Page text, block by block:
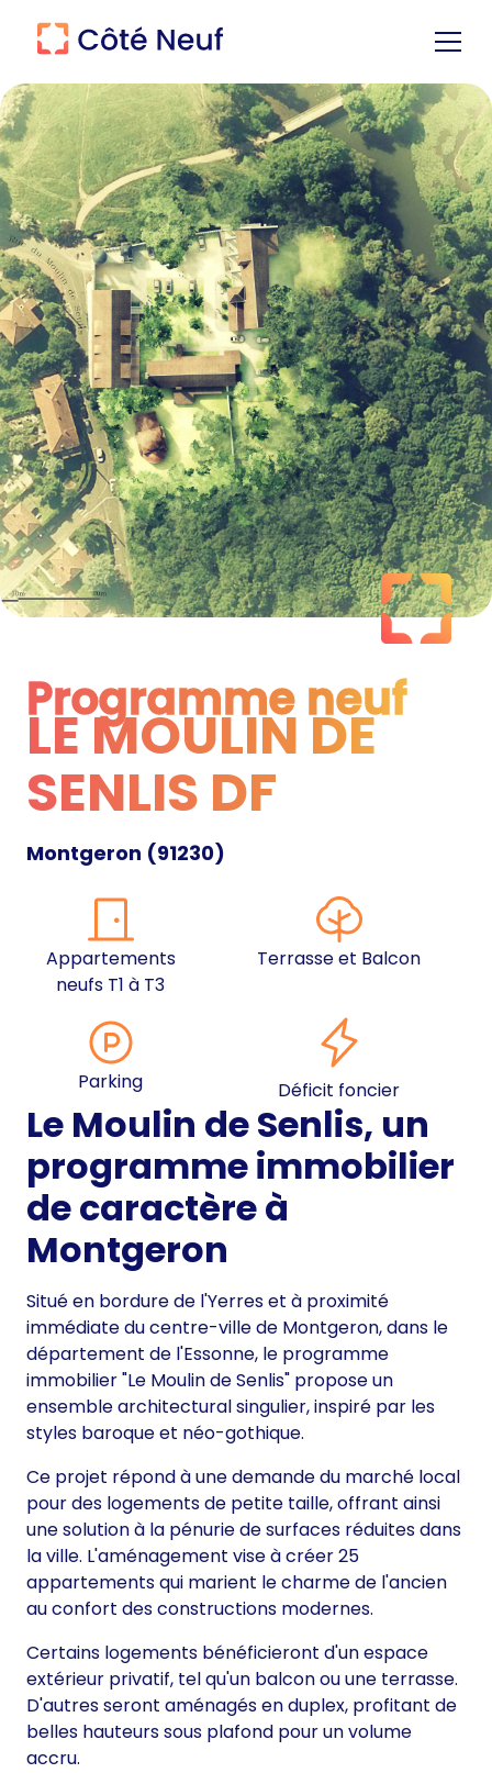
Programme neuf
Programme neuf
LE MOULIN DE
SENLIS DF
Montgeron (91230)
Appartements
neufs T1 à T3
Terrasse et Balcon
Parking Déficit foncier
Le Moulin de Senlis, un
programme immobilier
de caractère à
Montgeron
Situé en bordure de l'Yerres et à proximité
immédiate du centre-ville de Montgeron, dans le
département de l'Essonne, le programme
immobilier "Le Moulin de Senlis" propose un
ensemble architectural singulier, inspiré par les
styles baroque et néo-gothique.
Ce projet répond à une demande du marché local
pour des logements de petite taille, offrant ainsi
une solution à la pénurie de surfaces réduites dans
la ville. L'aménagement vise à créer 25
appartements qui marient le charme de l'ancien
au confort des constructions modernes.
Certains logements bénéficieront d'un espace
extérieur privatif, tel qu'un balcon ou une terrasse.
D'autres seront aménagés en duplex, profitant de
belles hauteurs sous plafond pour un volume
accru.